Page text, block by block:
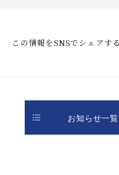
この情報をSNSでシェアする
お知らせ一